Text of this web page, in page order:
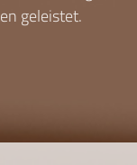
geleistet.